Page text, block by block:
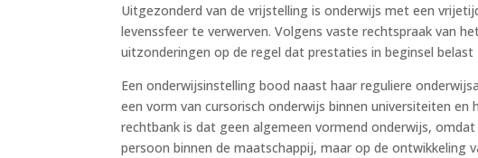
Uitgezonderd van de vrijstelling is onderwijs met een
levenssfeer te verwerven. Volgens vaste rechtspraak van
uitzonderingen op de regel dat prestaties in beginsel
Een onderwijsinstelling bood naast haar reguliere
een vorm van cursorisch onderwijs binnen universiteiten
rechtbank is dat geen algemeen vormend onderwijs,
persoon binnen de maatschappij, maar op de ontwikkeling